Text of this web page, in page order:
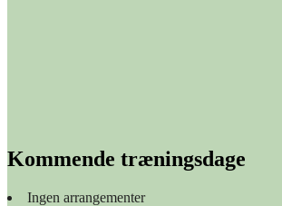
Kommende træningsdage
Ingen arrangementer